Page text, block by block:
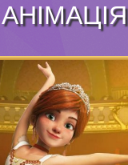
АНІМАЦІЯ